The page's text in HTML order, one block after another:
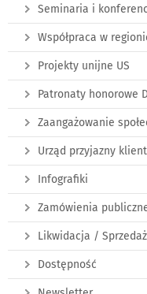
Seminaria i
Współpraca w
Projekty unijne US
Patronaty honorowe
Zaangażowanie
Urząd przyjazny
Infografiki
Zamówienia
Likwidacja /
Dostępność